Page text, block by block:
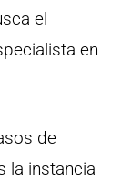
el
en
de
la instancia